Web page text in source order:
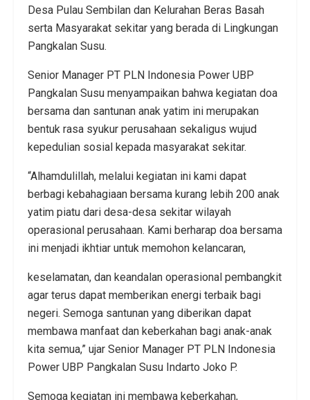
Desa Pulau Sembilan dan Kelurahan Beras Basah
serta Masyarakat sekitar yang berada di Lingkungan
Pangkalan Susu.
Senior Manager PT PLN Indonesia Power UBP
Pangkalan Susu menyampaikan bahwa kegiatan doa
bersama dan santunan anak yatim ini merupakan
bentuk rasa syukur perusahaan sekaligus wujud
kepedulian sosial kepada masyarakat sekitar.
“Alhamdulillah, melalui kegiatan ini kami dapat
berbagi kebahagiaan bersama kurang lebih 200 anak
yatim piatu dari desa-desa sekitar wilayah
operasional perusahaan. Kami berharap doa bersama
ini menjadi ikhtiar untuk memohon kelancaran,
keselamatan, dan keandalan operasional pembangkit
agar terus dapat memberikan energi terbaik bagi
negeri. Semoga santunan yang diberikan dapat
membawa manfaat dan keberkahan bagi anak-anak
kita semua,” ujar Senior Manager PT PLN Indonesia
Power UBP Pangkalan Susu Indarto Joko P.
Semoga kegiatan ini membawa keberkahan,